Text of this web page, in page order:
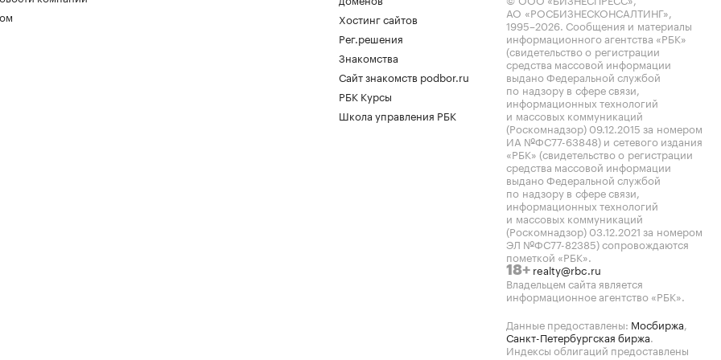
Хостинг сайтов
Рег.решения
Знакомства
Сайт знакомств podbor.ru
РБК Курсы
Школа управления РБК
АО «РОСБИЗНЕСКОНСАЛТИНГ»,
1995–2026. Сообщения и материалы
информационного агентства «РБК»
(свидетельство о регистрации
средства массовой информации
выдано Федеральной службой
по надзору в сфере связи,
информационных технологий
и массовых коммуникаций
(Роскомнадзор) 09.12.2015 за номером
ИА №ФС77-63848) и сетевого издания
«РБК» (свидетельство о регистрации
средства массовой информации
выдано Федеральной службой
по надзору в сфере связи,
информационных технологий
и массовых коммуникаций
(Роскомнадзор) 03.12.2021 за номером
ЭЛ №ФС77-82385) сопровождаются
пометкой «РБК».
18+ realty@rbc.ru
Владельцем сайта является
информационное агентство «РБК».
Данные предоставлены: Мосбиржа,
Санкт-Петербургская биржа.
Индексы облигаций предоставлены